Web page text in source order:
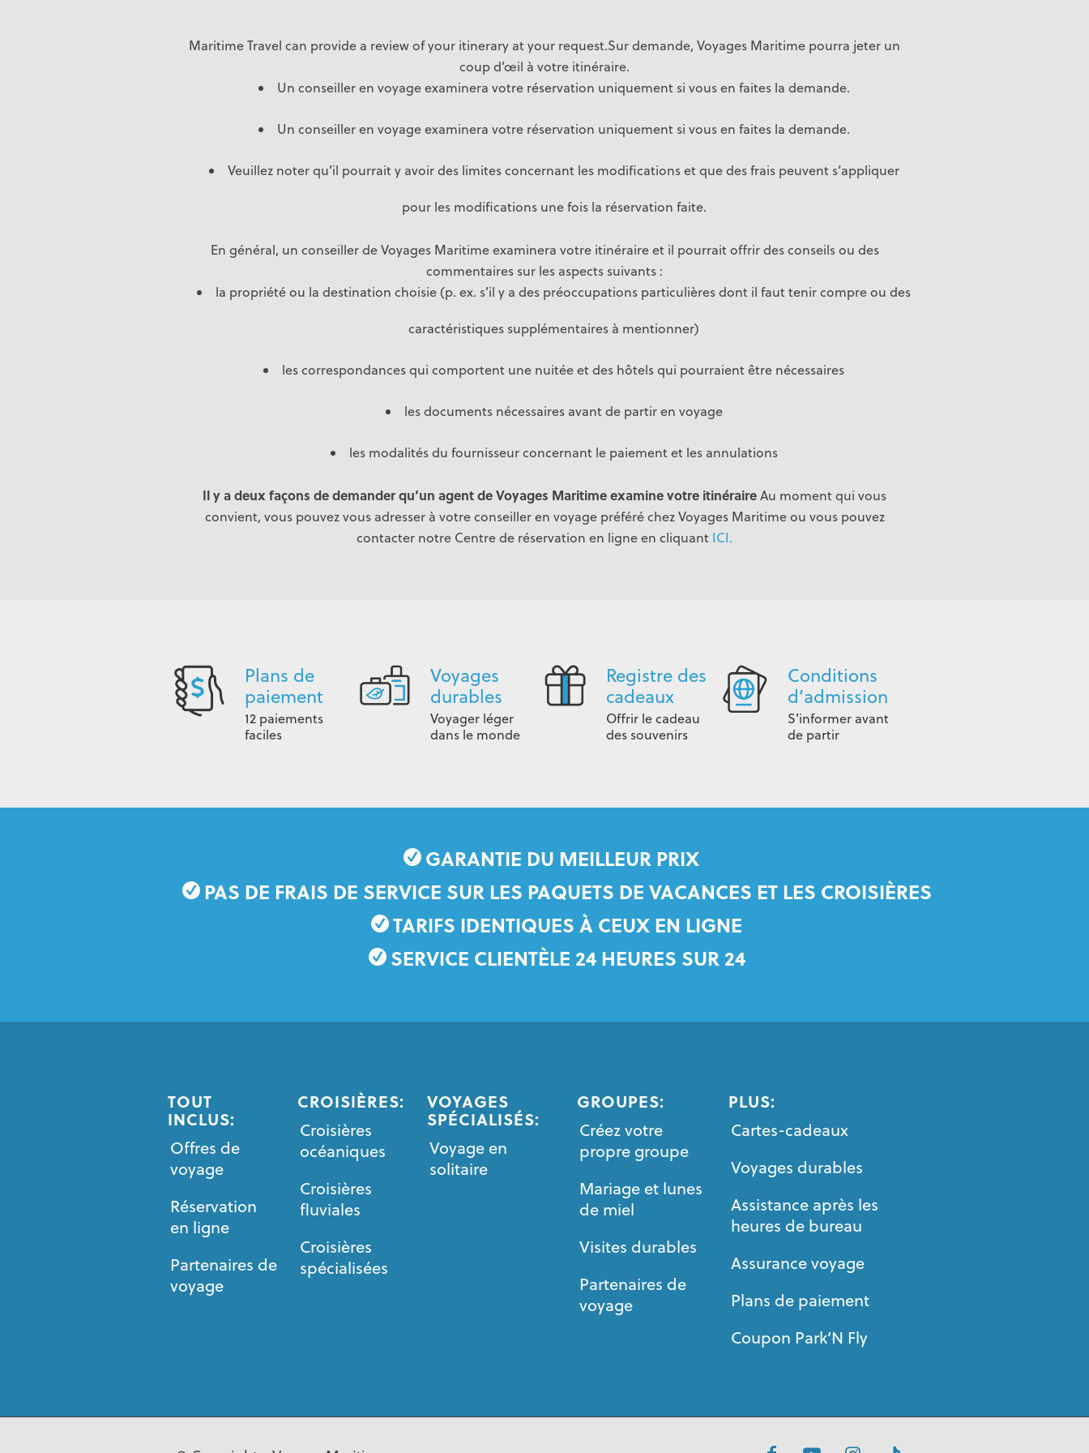
Maritime Travel can provide a review of your itinerary at your request.Sur demande, Voyages Maritime pourra jeter un
coup d’œil à votre itinéraire.
Un conseiller en voyage examinera votre réservation uniquement si vous en faites la demande.
Un conseiller en voyage examinera votre réservation uniquement si vous en faites la demande.
Veuillez noter qu’il pourrait y avoir des limites concernant les modifications et que des frais peuvent s’appliquer
pour les modifications une fois la réservation faite.
En général, un conseiller de Voyages Maritime examinera votre itinéraire et il pourrait offrir des conseils ou des
commentaires sur les aspects suivants :
la propriété ou la destination choisie (p. ex. s’il y a des préoccupations particulières dont il faut tenir compre ou des
caractéristiques supplémentaires à mentionner)
les correspondances qui comportent une nuitée et des hôtels qui pourraient être nécessaires
les documents nécessaires avant de partir en voyage
les modalités du fournisseur concernant le paiement et les annulations
Il y a deux façons de demander qu’un agent de Voyages Maritime examine votre itinéraireAu moment qui vous
convient, vous pouvez vous adresser à votre conseiller en voyage préféré chez Voyages Maritime ou vous pouvez
contacter notre Centre de réservation en ligne en cliquant ICI.
Plans de
paiement
12 paiements
faciles
Voyages
durables
Voyager léger
dans le monde
Registre des
cadeaux
Offrir le cadeau
des souvenirs
Conditions
d’admission
S’informer avant
de partir
GARANTIE DU MEILLEUR PRIX
PAS DE FRAIS DE SERVICE SUR LES PAQUETS DE VACANCES ET LES CROISIÈRES
TARIFS IDENTIQUES À CEUX EN LIGNE
SERVICE CLIENTÈLE 24 HEURES SUR 24
TOUT
INCLUS:
Offres de
voyage
Réservation
en ligne
Partenaires de
voyage
CROISIÈRES:
Croisières
océaniques
Croisières
fluviales
Croisières
spécialisées
VOYAGES
SPÉCIALISÉS:
Voyage en
solitaire
GROUPES:
Créez votre
propre groupe
Mariage et lunes
de miel
Visites durables
Partenaires de
voyage
PLUS:
Cartes-cadeaux
Voyages durables
Assistance après les
heures de bureau
Assurance voyage
Plans de paiement
Coupon Park’N Fly